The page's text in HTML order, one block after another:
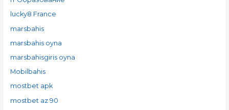
lucky8 France
marsbahis
marsbahis oyna
marsbahisgiris oyna
Mobilbahis
mostbet apk
mostbet az 90